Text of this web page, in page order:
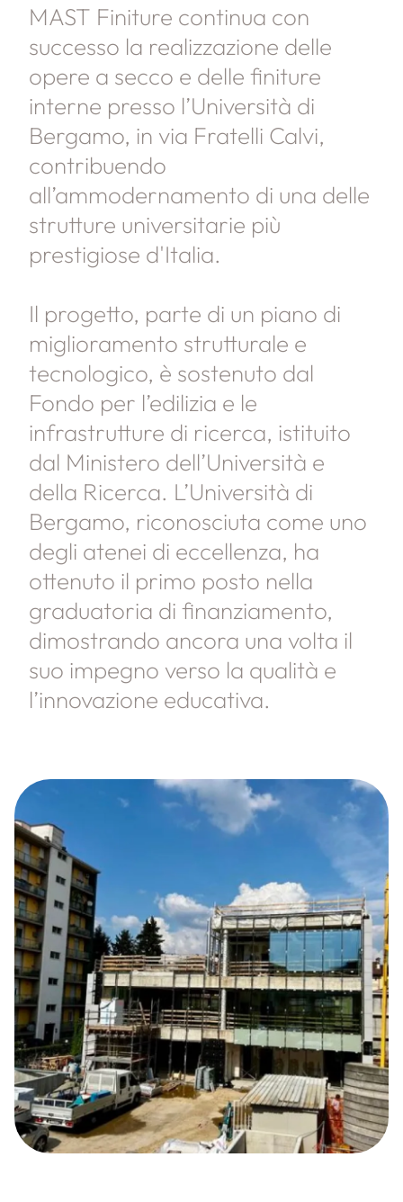
MAST Finiture continua con
successo la realizzazione delle
opere a secco e delle finiture
interne presso l’Università di
Bergamo, in via Fratelli Calvi,
contribuendo
all’ammodernamento di una delle
strutture universitarie più
prestigiose d'Italia.
Il progetto, parte di un piano di
miglioramento strutturale e
tecnologico, è sostenuto dal
Fondo per l’edilizia e le
infrastrutture di ricerca, istituito
dal Ministero dell’Università e
della Ricerca. L’Università di
Bergamo, riconosciuta come uno
degli atenei di eccellenza, ha
ottenuto il primo posto nella
graduatoria di finanziamento,
dimostrando ancora una volta il
suo impegno verso la qualità e
l’innovazione educativa.